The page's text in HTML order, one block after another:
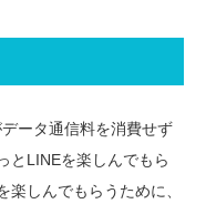
ータ通信料を消費せず
とLINEを楽しんでもら
しんでもらうために、